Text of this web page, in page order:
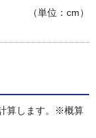
（単位：cm）
算します。※概算